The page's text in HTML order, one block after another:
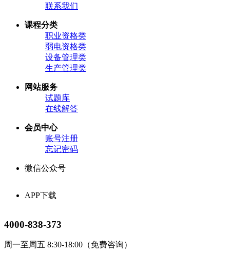
联系我们
课程分类
职业资格类
弱电资格类
设备管理类
生产管理类
网站服务
试题库
在线解答
会员中心
账号注册
忘记密码
微信公众号
APP下载
4000-838-373
周一至周五 8:30-18:00（免费咨询）